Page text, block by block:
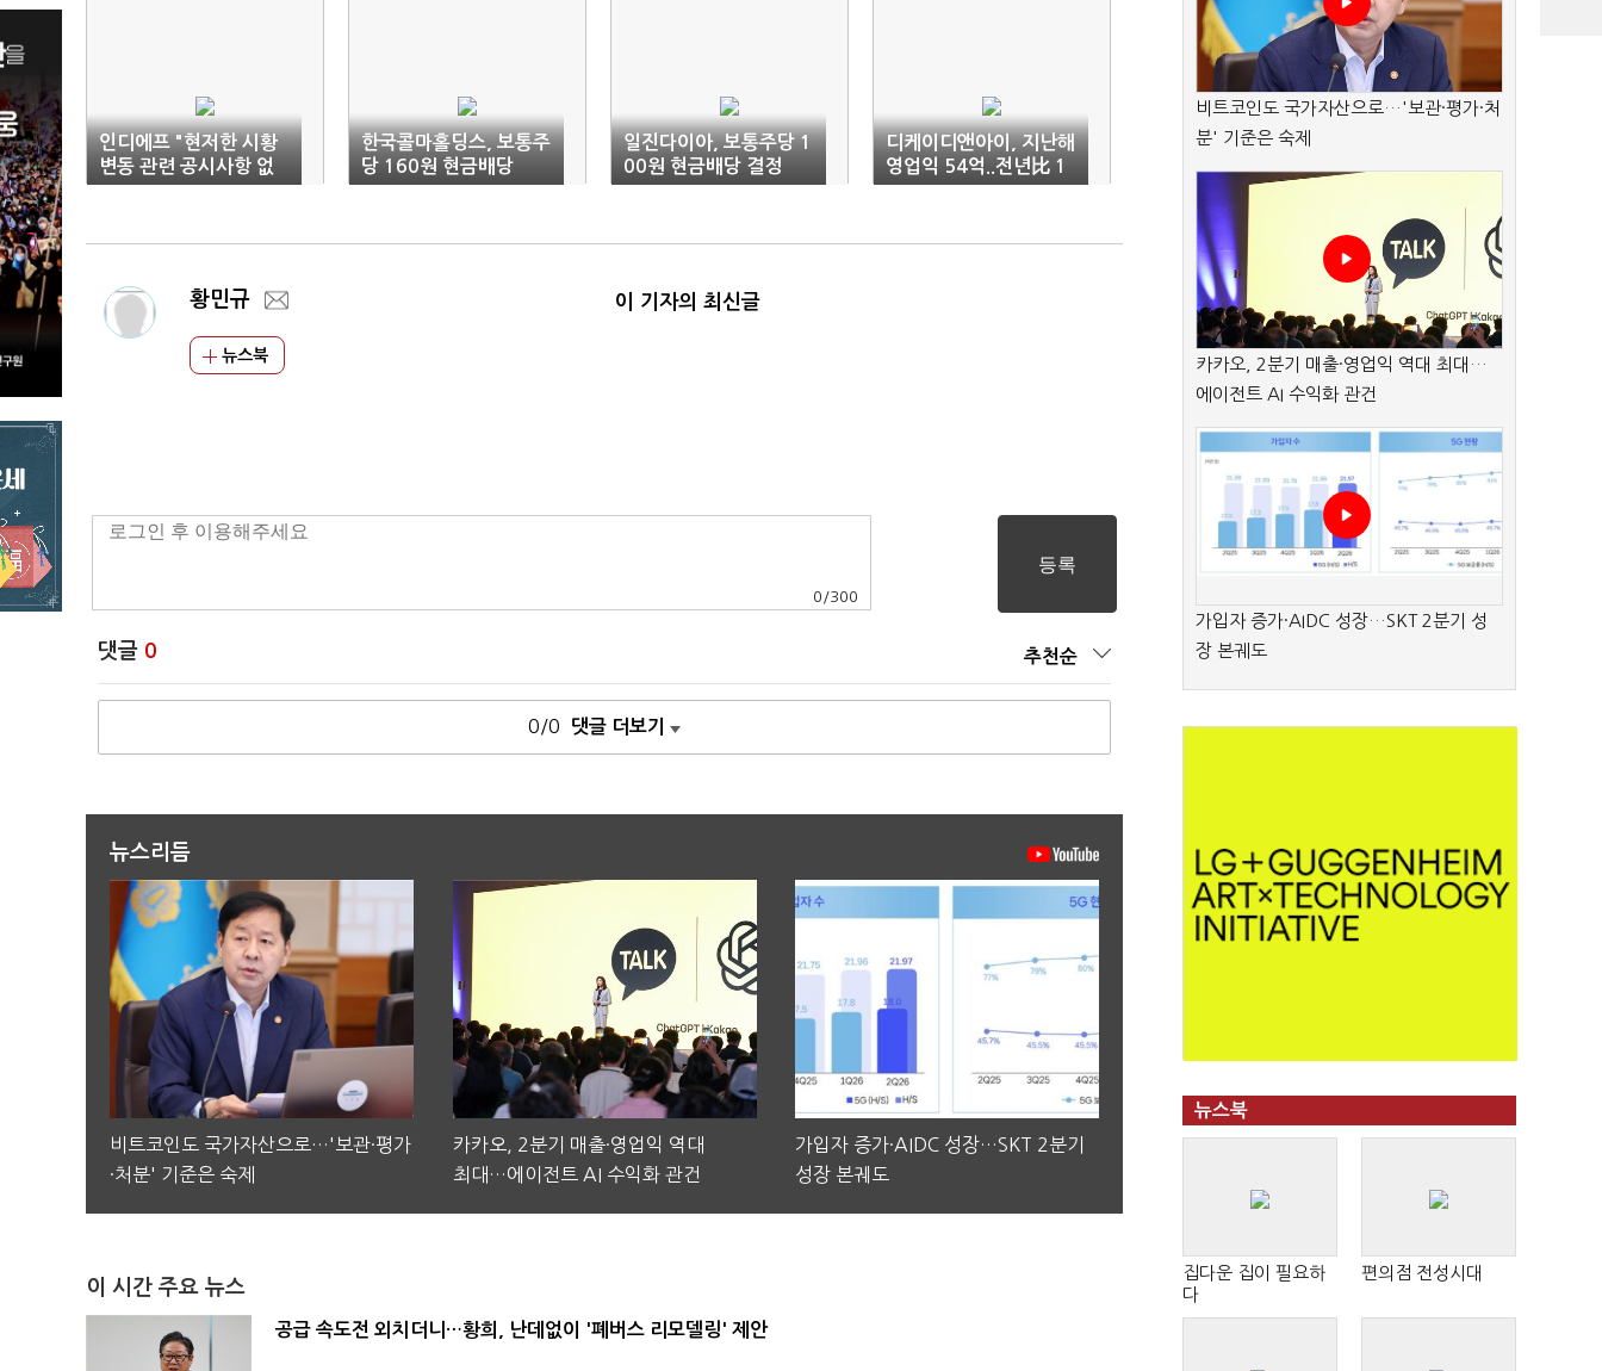
인디에프 "현저한 시황
변동 관련 공시사항 없
어"
한국콜마홀딩스, 보통주
당 160원 현금배당
일진다이아, 보통주당 1
00원 현금배당 결정
디케이디앤아이, 지난해
영업익 54억..전년比 1
5%↓
황민규
뉴스북
이 기자의 최신글
0 /300
댓글 0 추천순
0/0 댓글 더보기
뉴스리듬
비트코인도 국가자산으로…'보관·평가
·처분' 기준은 숙제
카카오, 2분기 매출·영업익 역대
최대…에이전트 AI 수익화 관건
가입자 증가·AIDC 성장…SKT 2분기
성장 본궤도
이 시간 주요 뉴스
공급 속도전 외치더니…황희, 난데없이 '폐버스 리모델링' 제안
비트코인도 국가자산으로…'보관·평가·처
분' 기준은 숙제
카카오, 2분기 매출·영업익 역대 최대…
에이전트 AI 수익화 관건
가입자 증가·AIDC 성장…SKT 2분기 성
장 본궤도
뉴스북
집다운 집이 필요하
다
편의점 전성시대